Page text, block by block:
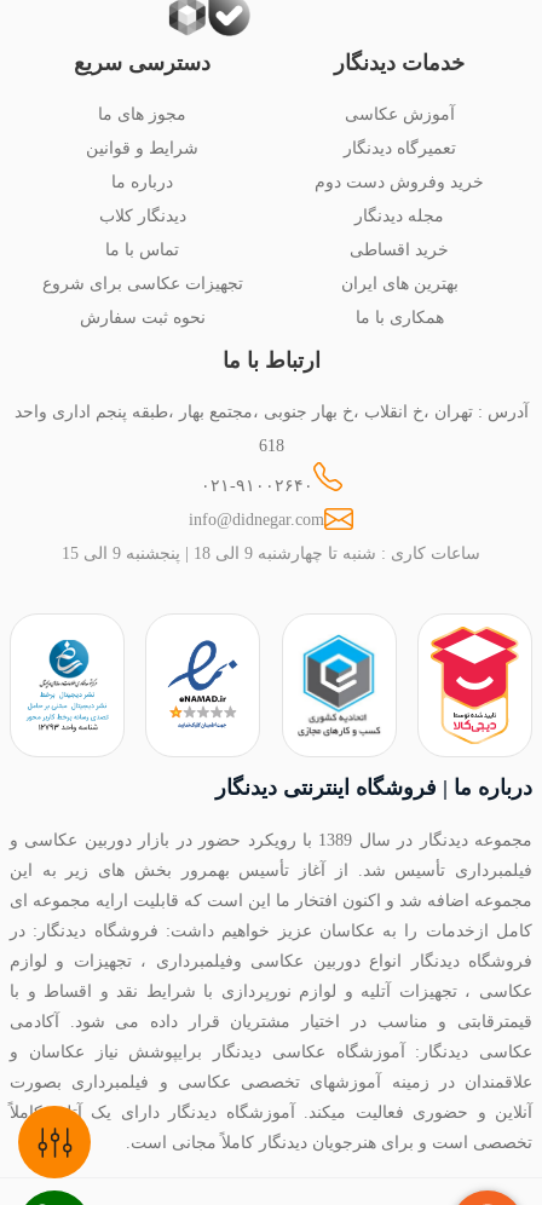
خدمات دیدنگار
آموزش عکاسی
تعمیرگاه دیدنگار
خرید وفروش دست دوم
مجله دیدنگار
خرید اقساطی
بهترین های ایران
همکاری با ما
دسترسی سریع
مجوز های ما
شرایط و قوانین
درباره ما
دیدنگار کلاب
تماس با ما
تجهیزات عکاسی برای شروع
نحوه ثبت سفارش
ارتباط با ما
آدرس : تهران ،خ انقلاب ،خ بهار جنوبی ،مجتمع بهار ،طبقه پنجم اداری واحد
618
۰۲۱-۹۱۰۰۲۶۴۰
info@didnegar.com
ساعات کاری : شنبه تا چهارشنبه 9 الی 18 | پنجشنبه 9 الی 15
درباره ما | فروشگاه اینترنتی دیدنگار
مجموعه دیدنگار در سال 1389 با رویکرد حضور در بازار دوربین عکاسی و
فیلمبرداری تأسیس شد. از آغاز تأسیس بهمرور بخش های زیر به این
مجموعه اضافه شد و اکنون افتخار ما این است که قابلیت ارایه مجموعه ای
کامل ازخدمات را به عکاسان عزیز خواهیم داشت: فروشگاه دیدنگار: در
فروشگاه دیدنگار انواع دوربین عکاسی وفیلمبرداری ، تجهیزات و لوازم
عکاسی ، تجهیزات آتلیه و لوازم نورپردازی با شرایط نقد و اقساط و با
قیمترقابتی و مناسب در اختیار مشتریان قرار داده می شود. آکادمی
عکاسی دیدنگار: آموزشگاه عکاسی دیدنگار برایپوشش نیاز عکاسان و
علاقمندان در زمینه آموزشهای تخصصی عکاسی و فیلمبرداری بصورت
آنلاین و حضوری فعالیت میکند. آموزشگاه دیدنگار دارای یک آتلیه کاملاً
تخصصی است و برای هنرجویان دیدنگار کاملاً مجانی است.